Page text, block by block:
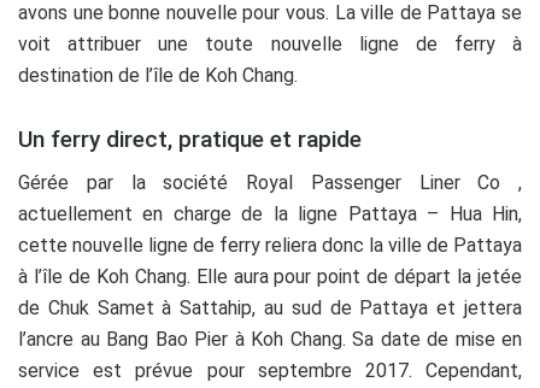
avons une bonne nouvelle pour vous. La ville de Pattaya se
voit attribuer une toute nouvelle ligne de ferry à
destination de l’île de Koh Chang.
Un ferry direct, pratique et rapide
Gérée par la société Royal Passenger Liner Co ,
actuellement en charge de la ligne Pattaya – Hua Hin,
cette nouvelle ligne de ferry reliera donc la ville de Pattaya
à l’île de Koh Chang. Elle aura pour point de départ la jetée
de Chuk Samet à Sattahip, au sud de Pattaya et jettera
l’ancre au Bang Bao Pier à Koh Chang. Sa date de mise en
service est prévue pour septembre 2017. Cependant,